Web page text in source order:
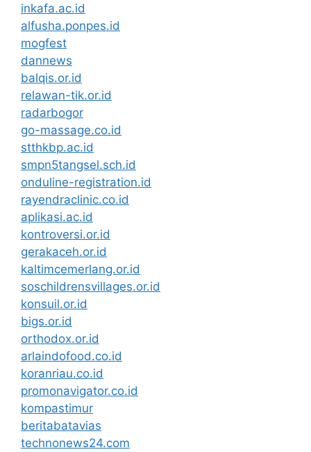
inkafa.ac.id
alfusha.ponpes.id
mogfest
dannews
balqis.or.id
relawan-tik.or.id
radarbogor
go-massage.co.id
stthkbp.ac.id
smpn5tangsel.sch.id
onduline-registration.id
rayendraclinic.co.id
aplikasi.ac.id
kontroversi.or.id
gerakaceh.or.id
kaltimcemerlang.or.id
soschildrensvillages.or.id
konsuil.or.id
bigs.or.id
orthodox.or.id
arlaindofood.co.id
koranriau.co.id
promonavigator.co.id
kompastimur
beritabatavias
technonews24.com